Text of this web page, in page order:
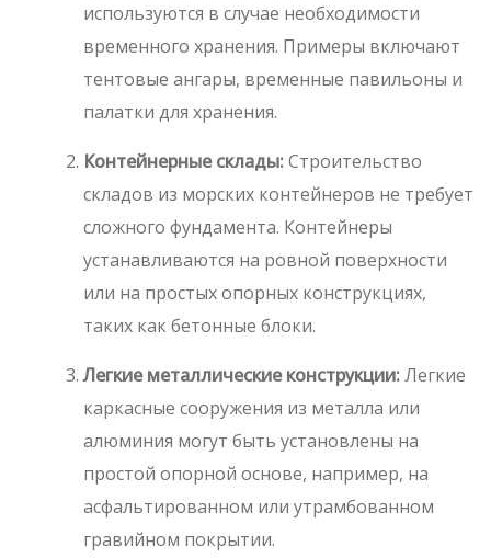
используются в случае необходимости
временного хранения. Примеры включают
тентовые ангары, временные павильоны и
палатки для хранения.
Контейнерные склады:Строительство
складов из морских контейнеров не требует
сложного фундамента. Контейнеры
устанавливаются на ровной поверхности
или на простых опорных конструкциях,
таких как бетонные блоки.
Легкие металлические конструкции:Легкие
каркасные сооружения из металла или
алюминия могут быть установлены на
простой опорной основе, например, на
асфальтированном или утрамбованном
гравийном покрытии.